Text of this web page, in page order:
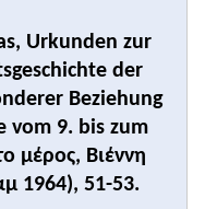
και μελέτη των
με την
προνομίων
Α' Κομνηνό.
στις ερωτήσεις του
Urkunden zur
der
Beziehung
vom 9. bis zum
μέρος, Βιέννη
1964), 51-53.